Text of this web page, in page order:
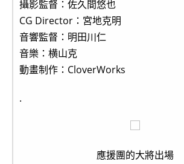
攝影監督：佐久間悠也
CG Director：宮地克明
音響監督：明田川仁
音樂：横山克
動畫制作：CloverWorks
.
應援團的大將出場